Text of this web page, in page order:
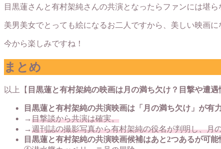
目黒蓮さんと有村架純さんの共演となったらファンには堪
美男美女でとっても絵になるお二人ですから、美しい映画に
今から楽しみですね！
まとめ
以上【 目黒蓮と有村架純の映画は月の満ち欠け？目撃や遭遇
目黒蓮と有村架純の共演映画は「月の満ち欠け」が有
→目撃談から共演は確実。
→週刊誌の撮影写真から有村架純の役名が判明し、月
目黒蓮と有村架純の共演映画候補はあと2つあるが可能